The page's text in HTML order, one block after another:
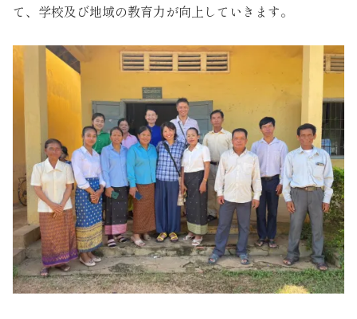
て、学校及び地域の教育力が向上していきます。